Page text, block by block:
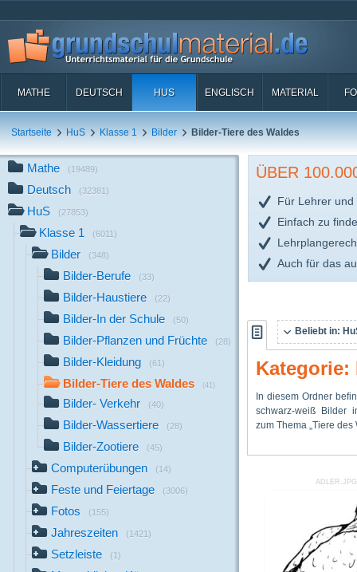
MATHE DEUTSCH HUS ENGLISCH MATERIAL
Startseite HuS Klasse 1 Bilder Bilder-Tiere des Waldes
Mathe (19489)
Deutsch (32381)
HuS (27853)
Klasse 1 (6011)
Bilder (348)
Bilder-Berufe (33)
Bilder-Haustiere (22)
Bilder-In der Schule (50)
Bilder-Pflanzen und Früchte (28)
Bilder-Kleidung (61)
Bilder-Tiere des Waldes (41)
Bilder- Verkehr (40)
Bilder-Wassertiere (28)
Bilder-Zootiere (45)
Computerübungen (14)
Feste und Feiertage (3006)
Fotos (155)
Jahreszeiten (1421)
Setzleiste (1)
ÜBER
Für Lehrer und
Einfach zu
Auch für das
Beliebt in:
Kategorie:
In diesem Ordner
schwarz-weiß Bilder
zum Thema „Tiere des
diesen Bildern
Arbeitsblätter, Plakate
werden. Sie können
zur
ADLER.JPG